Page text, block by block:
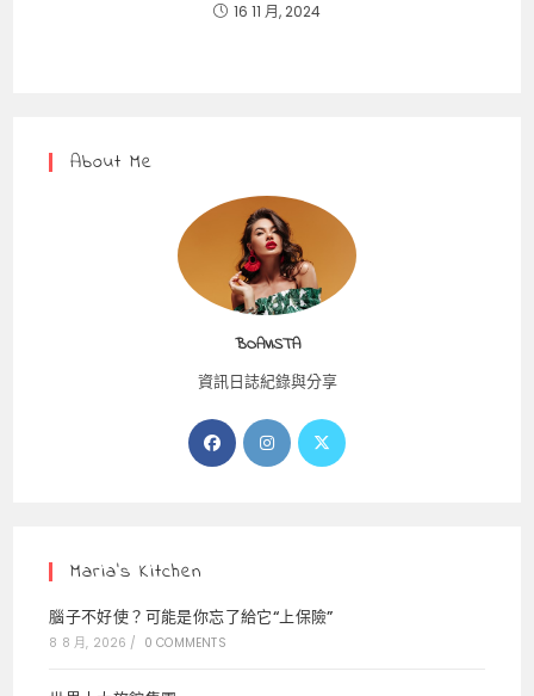
16 11 月, 2024
About Me
BOAVISTA
資訊日誌紀錄與分享
Opens
in
Opens
in
Opens
Maria’s Kitchen
腦子不好使？可能是你忘了給它“上保險”
8 8 月, 2026 / 0 COMMENTS